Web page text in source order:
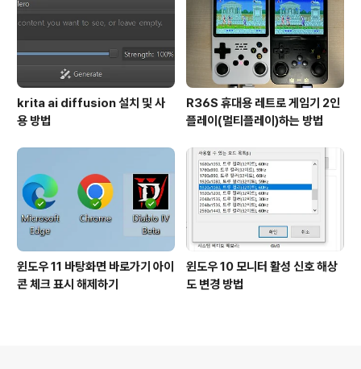
krita ai diffusion 설치 및 사
용 방법
R36S 휴대용 레트로 게임기 2인
플레이(멀티플레이)하는 방법
윈도우 11 바탕화면 바로가기 아이
콘 체크 표시 해제하기
윈도우 10 모니터 활성 신호 해상
도 변경 방법